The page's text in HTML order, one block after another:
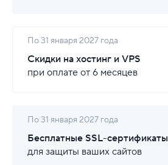
По 31 января 2027 года
Скидки на хостинг и VPS
при оплате от 6 месяцев
По 31 января 2027 года
Бесплатные SSL-сертификаты
для защиты ваших сайтов